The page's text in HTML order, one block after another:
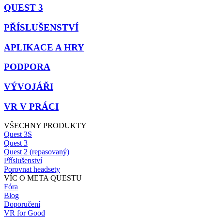
QUEST 3
PŘÍSLUŠENSTVÍ
APLIKACE A HRY
PODPORA
VÝVOJÁŘI
VR V PRÁCI
VŠECHNY PRODUKTY
Quest 3S
Quest 3
Quest 2 (repasovaný)
Příslušenství
Porovnat headsety
VÍC O META QUESTU
Fóra
Blog
Doporučení
VR for Good